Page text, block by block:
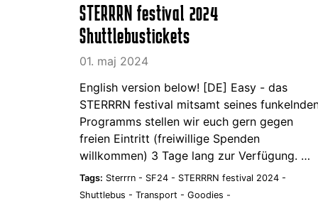
STERRRN festival 2024
Shuttlebustickets
01. maj 2024
English version below! [DE] Easy - das
STERRRN festival mitsamt seines
Programms stellen wir euch gern gegen
freien Eintritt (freiwillige Spenden
willkommen) 3 Tage lang zur Verfügung. …
Tags: Sterrrn - SF24 - STERRRN festival 2024 -
Shuttlebus - Transport - Goodies -